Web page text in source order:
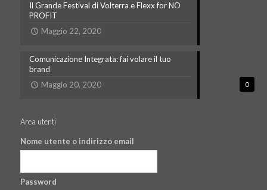
Il Grande Festival di Volterra e Flexx for NO
PROFIT
Maggio 22, 2020
0
Comunicazione Integrata: fai volare il tuo
brand
Maggio 20, 2020
Area utenti
Nome utente o indirizzo email
Password